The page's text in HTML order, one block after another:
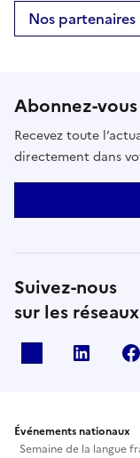
Nos partenaires
Abonnez-
Recevez toute
directement dans
Suivez-nous
sur les
Événements nationaux
Semaine de la langue